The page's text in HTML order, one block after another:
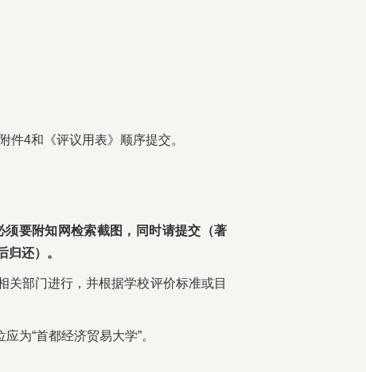
件4和《评议用表》顺序提交。
要附知网检索截图，同时请提交（著
还）。
部门进行，并根据学校评价标准或目
为“首都经济贸易大学”。